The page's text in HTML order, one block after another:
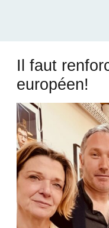
Il faut
européen!